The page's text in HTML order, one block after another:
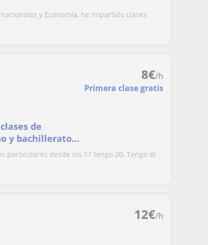
y Economía, he impartido clases
8€/h
Primera clase gratis
de
y bachillerato
particulares desde los 17 tengo 20. Tengo el
12€/h